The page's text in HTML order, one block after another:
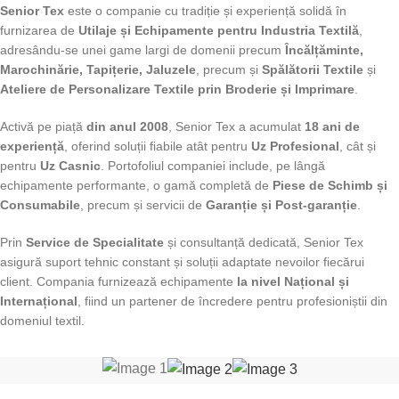
Senior Tex este o companie cu tradiție și experiență solidă în
furnizarea de Utilaje și Echipamente pentru Industria Textilă
adresându-se unei game largi de domenii precum Încălțăminte,
Marochinărie, Tapițerie, Jaluzele , precum și Spălătorii Textile și
Ateliere de Personalizare Textile prin Broderie și Imprimare
Activă pe piață din anul 2008 , Senior Tex a acumulat 18 ani de
experiență , oferind soluții fiabile atât pentru Uz Profesional , cât și
pentru Uz Casnic . Portofoliul companiei include, pe lângă
echipamente performante, o gamă completă de Piese de Schimb și
Consumabile , precum și servicii de Garanție și Post-garanție
Prin Service de Specialitate și consultanță dedicată, Senior Tex
asigură suport tehnic constant și soluții adaptate nevoilor fiecărui
client. Compania furnizează echipamente la nivel Național și
Internațional , fiind un partener de încredere pentru profesioniștii din
domeniul textil.